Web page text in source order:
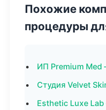
Похожие
процедуры
ИП Premium
Студия Velvet
Esthetic Luxe